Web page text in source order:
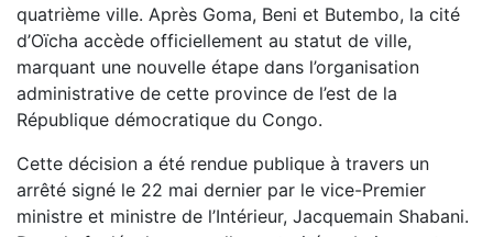
quatrième ville. Après Goma, Beni et Butembo, la cité
d’Oïcha accède officiellement au statut de ville,
marquant une nouvelle étape dans l’organisation
administrative de cette province de l’est de la
République démocratique du Congo.
Cette décision a été rendue publique à travers un
arrêté signé le 22 mai dernier par le vice-Premier
ministre et ministre de l’Intérieur, Jacquemain Shabani.